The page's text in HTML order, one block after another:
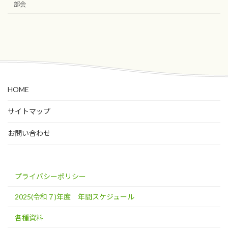
部会
HOME
サイトマップ
お問い合わせ
プライバシーポリシー
2025(令和７)年度 年間スケジュール
各種資料